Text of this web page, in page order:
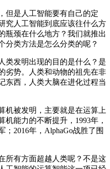
是人工智能要有自己的定
究人工智能到底应该往什么方
瓶颈在什么地方？我们就推出
分类方法是怎么分类的呢？
发明出现的目的是什么？是
劣势。人类和动物的祖先在非
东西，人类大脑在进化过程当
被发明，主要就是在运算上
能力的不断提升，1993年，
2016年，AlphaGo战胜了围
有方面超越人类呢？不是这